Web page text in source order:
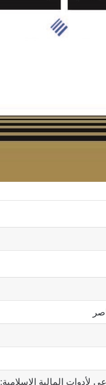
المالية الإسلامية: